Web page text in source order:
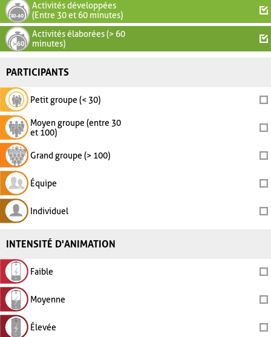
Activités développées
(Entre 30 et 60 minutes)
Activités élaborées (> 60
minutes)
PARTICIPANTS
Petit groupe (< 30)
Moyen groupe (entre 30
et 100)
Grand groupe (> 100)
Équipe
Individuel
INTENSITÉ D'ANIMATION
Faible
Moyenne
Élevée